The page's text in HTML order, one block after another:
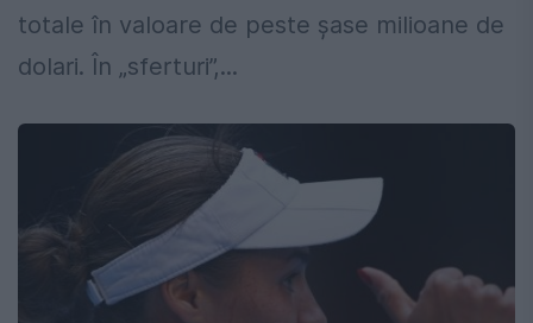
totale în valoare de peste şase milioane de
dolari. În „sferturi”,...